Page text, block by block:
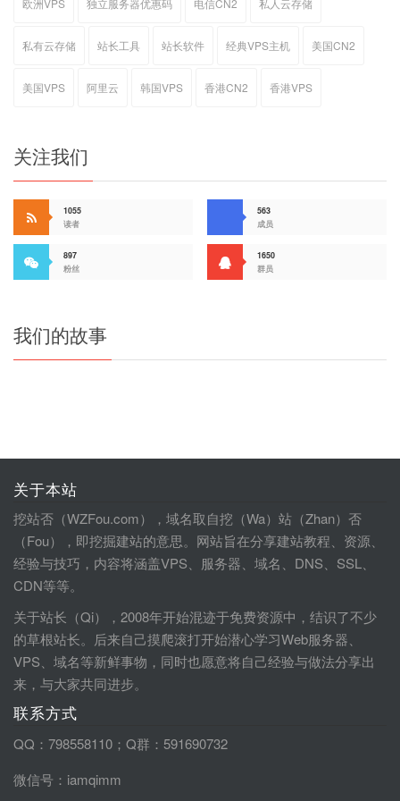
欧洲VPS 独立服务器优惠码 电信CN2 私人云存储
私有云存储 站长工具 站长软件 经典VPS主机 美国CN2
美国VPS 阿里云 韩国VPS 香港CN2 香港VPS
关注我们
1055
读者
563
成员
897
粉丝
1650
群员
我们的故事
关于本站
挖站否（WZFou.com），域名取自挖（Wa）站（Zhan）否
（Fou），即挖掘建站的意思。网站旨在分享建站教程、资源、
经验与技巧，内容将涵盖VPS、服务器、域名、DNS、SSL、
CDN等等。
关于站长（Qi），2008年开始混迹于免费资源中，结识了不少
的草根站长。后来自己摸爬滚打开始潜心学习Web服务器、
VPS、域名等新鲜事物，同时也愿意将自己经验与做法分享出
来，与大家共同进步。
联系方式
QQ：798558110；Q群：591690732
微信号：iamqimm